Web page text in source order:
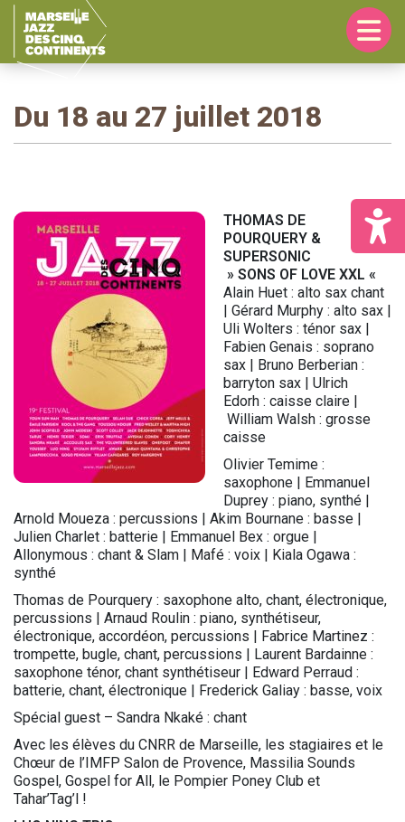
Passer
navigation
principale
Passer
contenu
principal
Passer
latérale
Du 18 au 27 juillet 2018
THOMAS DE
POURQUERY &
SUPERSONIC
» SONS OF LOVE XXL «
Alain Huet : alto sax chant
| Gérard Murphy : alto sax |
Uli Wolters : ténor sax |
Fabien Genais : soprano
sax | Bruno Berberian :
barryton sax | Ulrich
Edorh : caisse claire |
William Walsh : grosse
caisse
Olivier Temime :
saxophone | Emmanuel
Duprey : piano, synthé |
Arnold Moueza : percussions | Akim Bournane : basse |
Julien Charlet : batterie | Emmanuel Bex : orgue |
Allonymous : chant & Slam | Mafé : voix | Kiala Ogawa :
synthé
Thomas de Pourquery : saxophone alto, chant, électronique,
percussions | Arnaud Roulin : piano, synthétiseur,
électronique, accordéon, percussions | Fabrice Martinez :
trompette, bugle, chant, percussions | Laurent Bardainne :
saxophone ténor, chant synthétiseur | Edward Perraud :
batterie, chant, électronique | Frederick Galiay : basse, voix
Spécial guest – Sandra Nkaké : chant
Avec les élèves du CNRR de Marseille, les stagiaires et le
Chœur de l’IMFP Salon de Provence, Massilia Sounds
Gospel, Gospel for All, le Pompier Poney Club et
Tahar’Tag’l !